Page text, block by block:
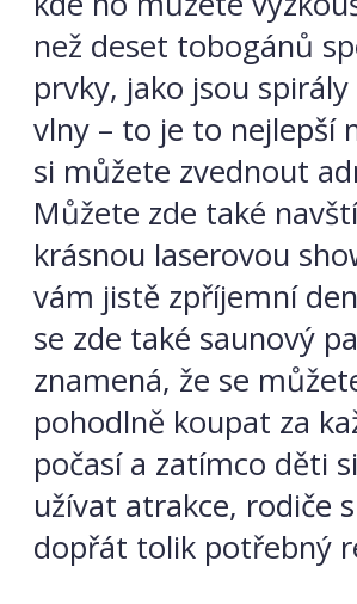
než deset tobogánů
prvky, jako jsou
vlny – to je to nejlepší
si můžete zvednout
Můžete zde také
krásnou laserovou
vám jistě zpříjemní
se zde také saunový
znamená, že se
pohodlně koupat za
počasí a zatímco děti
užívat atrakce, rodiče
dopřát tolik potřebný